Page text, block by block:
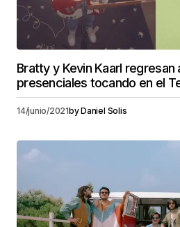
Bratty y Kevin Kaarl
presenciales tocando en el
14/junio/2021byDaniel Solis